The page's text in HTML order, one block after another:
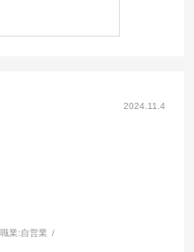
2024.11.4
職業:自営業